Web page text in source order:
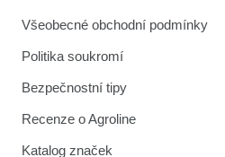
Všeobecné obchodní podmínky
Politika soukromí
Bezpečnostní tipy
Recenze o Agroline
Katalog značek